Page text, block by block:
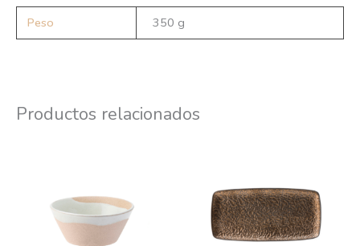
Peso 350 g
Productos relacionados